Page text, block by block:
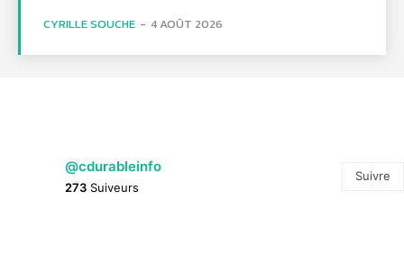
CYRILLE SOUCHE - 4 AOÛT 2026
@cdurableinfo
273 Suiveurs
Suivre